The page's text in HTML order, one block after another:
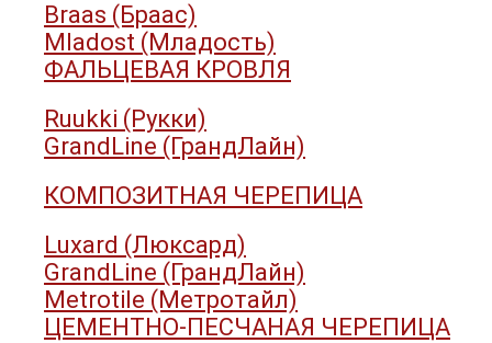
Braas (Браас)
Mladost (Младость)
ФАЛЬЦЕВАЯ КРОВЛЯ
Ruukki (Рукки)
GrandLine (ГрандЛайн)
КОМПОЗИТНАЯ ЧЕРЕПИЦА
Luxard (Люксард)
GrandLine (ГрандЛайн)
Metrotile (Метротайл)
ЦЕМЕНТНО-ПЕСЧАНАЯ ЧЕРЕПИЦА